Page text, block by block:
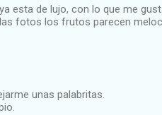
esta de lujo, con lo que me
fotos los frutos parecen
unas palabritas.